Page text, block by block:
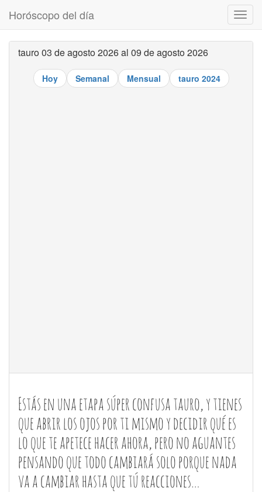
Horóscopo del día
tauro 03 de agosto 2026 al 09 de agosto 2026
Hoy Semanal Mensual tauro 2024
Estás en una etapa súper confusa tauro, y tienes
que abrir los ojos por ti mismo y decidir qué es
lo que te apetece hacer ahora, pero no aguantes
pensando que todo cambiará solo porque nada
va a cambiar hasta que tú reacciones…